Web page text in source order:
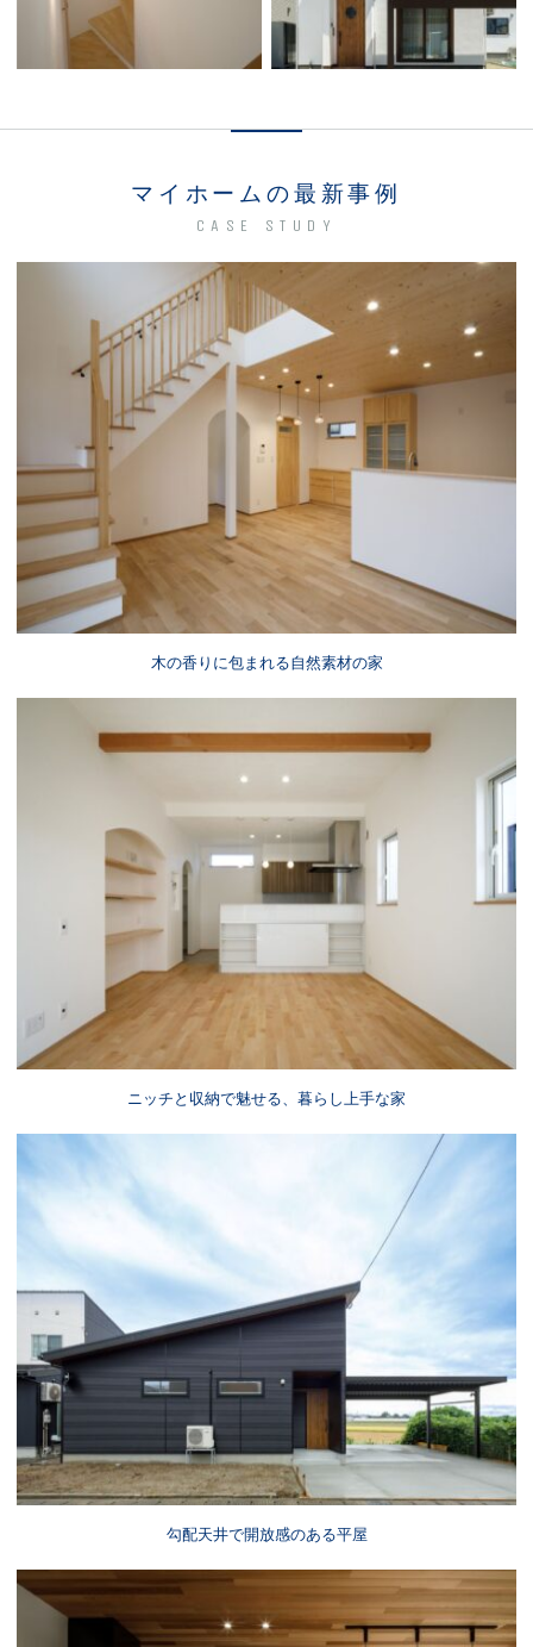
マイホームの最新事例
CASE STUDY
木の香りに包まれる自然素材の家
ニッチと収納で魅せる、暮らし上手な家
勾配天井で開放感のある平屋